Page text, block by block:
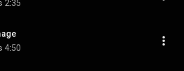
2:35
4:50